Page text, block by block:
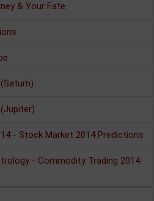
& Your Fate
- Stock Market 2014 Predictions
- Commodity Trading 2014